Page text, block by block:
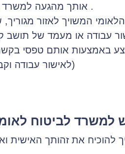
אותך מהגעה למשרד לביטוח לאומי בארה"ב .
עבודה או מעמד של תושב
לאישור עבודה וקביעת חוקיות- בהתאמה)